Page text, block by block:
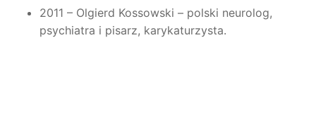
2011 – Olgierd Kossowski – polski neurolog,
psychiatra i pisarz, karykaturzysta.